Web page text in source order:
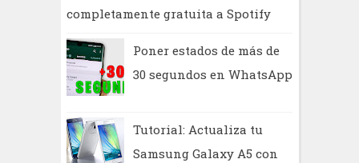
completamente gratuita a Spotify
Poner estados de más de
30 segundos en WhatsApp
Tutorial: Actualiza tu
Samsung Galaxy A5 con